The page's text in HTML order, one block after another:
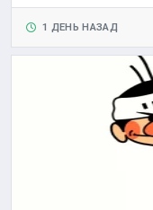
1 ДЕНЬ НАЗАД